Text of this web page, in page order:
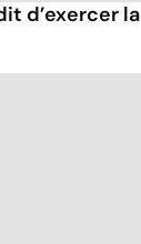
d’exercer la